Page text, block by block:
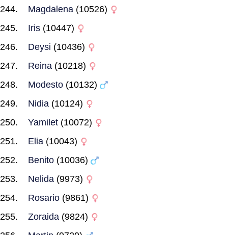
Magdalena (10526)
Iris (10447)
Deysi (10436)
Reina (10218)
Modesto (10132)
Nidia (10124)
Yamilet (10072)
Elia (10043)
Benito (10036)
Nelida (9973)
Rosario (9861)
Zoraida (9824)